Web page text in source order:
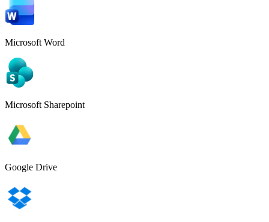
Microsoft Word
Microsoft Sharepoint
Google Drive